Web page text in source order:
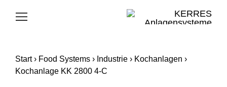
Toggle
CLEANING SYSTEMS
Start› Food Systems› Industrie› Kochanlagen ›
Kochanlage KK 2800 4-C